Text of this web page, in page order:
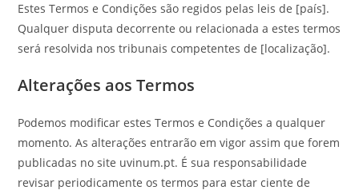
Estes Termos e Condições são regidos pelas leis de [país].
Qualquer disputa decorrente ou relacionada a estes termos
será resolvida nos tribunais competentes de [localização].
Alterações aos Termos
Podemos modificar estes Termos e Condições a qualquer
momento. As alterações entrarão em vigor assim que forem
publicadas no site uvinum.pt. É sua responsabilidade
revisar periodicamente os termos para estar ciente de